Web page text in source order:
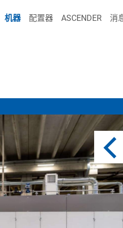
机器 配置器 ASCENDER 消